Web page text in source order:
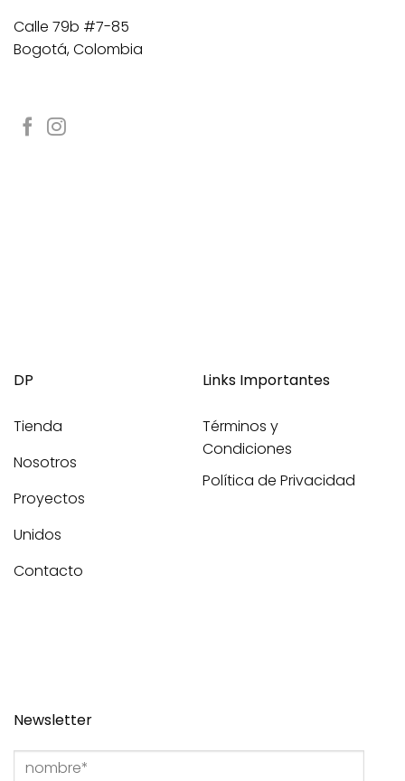
Calle 79b #7-85
Bogotá, Colombia
DP
Tienda
Nosotros
Proyectos
Unidos
Contacto
Links Importantes
Términos y
Condiciones
Política de Privacidad
Newsletter